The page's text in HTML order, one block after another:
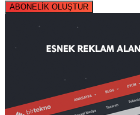
ABONELİK OLUŞTUR